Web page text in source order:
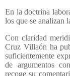
En la doctrina
los que se analizan
Con claridad
Cruz Villaón ha
suficientemente
de argumentos
recoge su